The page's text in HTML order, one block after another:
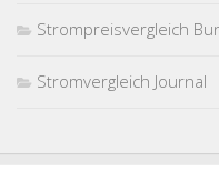
Strompreisvergleich
Stromvergleich Journal